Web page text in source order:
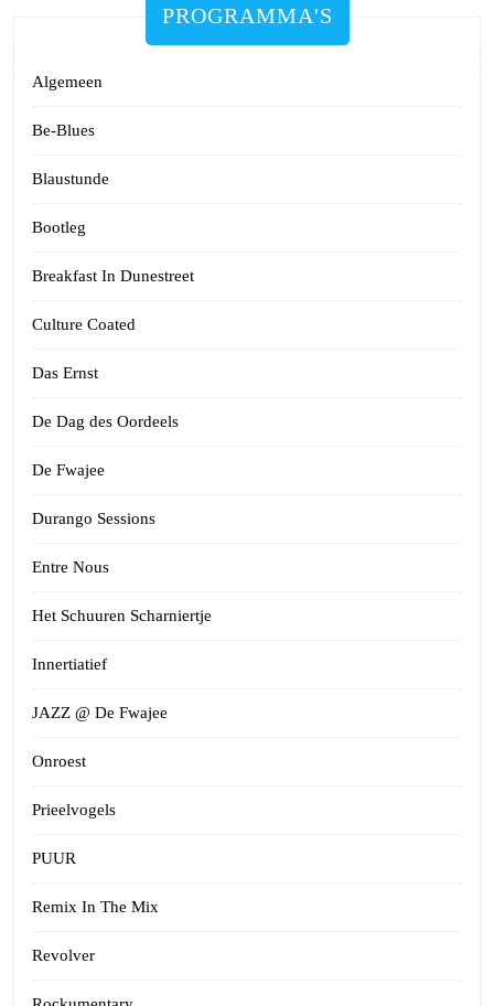
PROGRAMMA'S
Algemeen
Be-Blues
Blaustunde
Bootleg
Breakfast In Dunestreet
Culture Coated
Das Ernst
De Dag des Oordeels
De Fwajee
Durango Sessions
Entre Nous
Het Schuuren Scharniertje
Innertiatief
JAZZ @ De Fwajee
Onroest
Prieelvogels
PUUR
Remix In The Mix
Revolver